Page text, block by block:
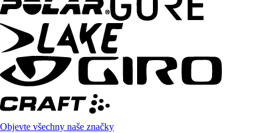
Objevte všechny naše značky